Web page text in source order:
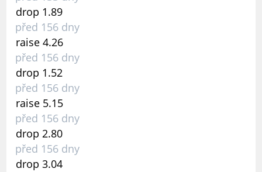
drop 1.89
před 156 dny
raise 4.26
před 156 dny
drop 1.52
před 156 dny
raise 5.15
před 156 dny
drop 2.80
před 156 dny
drop 3.04